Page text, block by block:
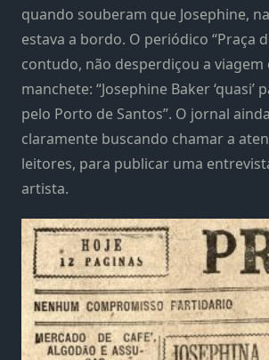
quando souberam que Josephine,
estava a bordo. O periódico “Praça
contudo, não desperdiçou a viagem
manchete: “Josephine Baker ‘quasi’
pelo Porto de Santos”. O jornal
claramente buscando chamar a
leitores, para publicar uma
artista.